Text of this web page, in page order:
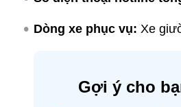
Dòng xe phục vụ: Xe
Gợi ý cho